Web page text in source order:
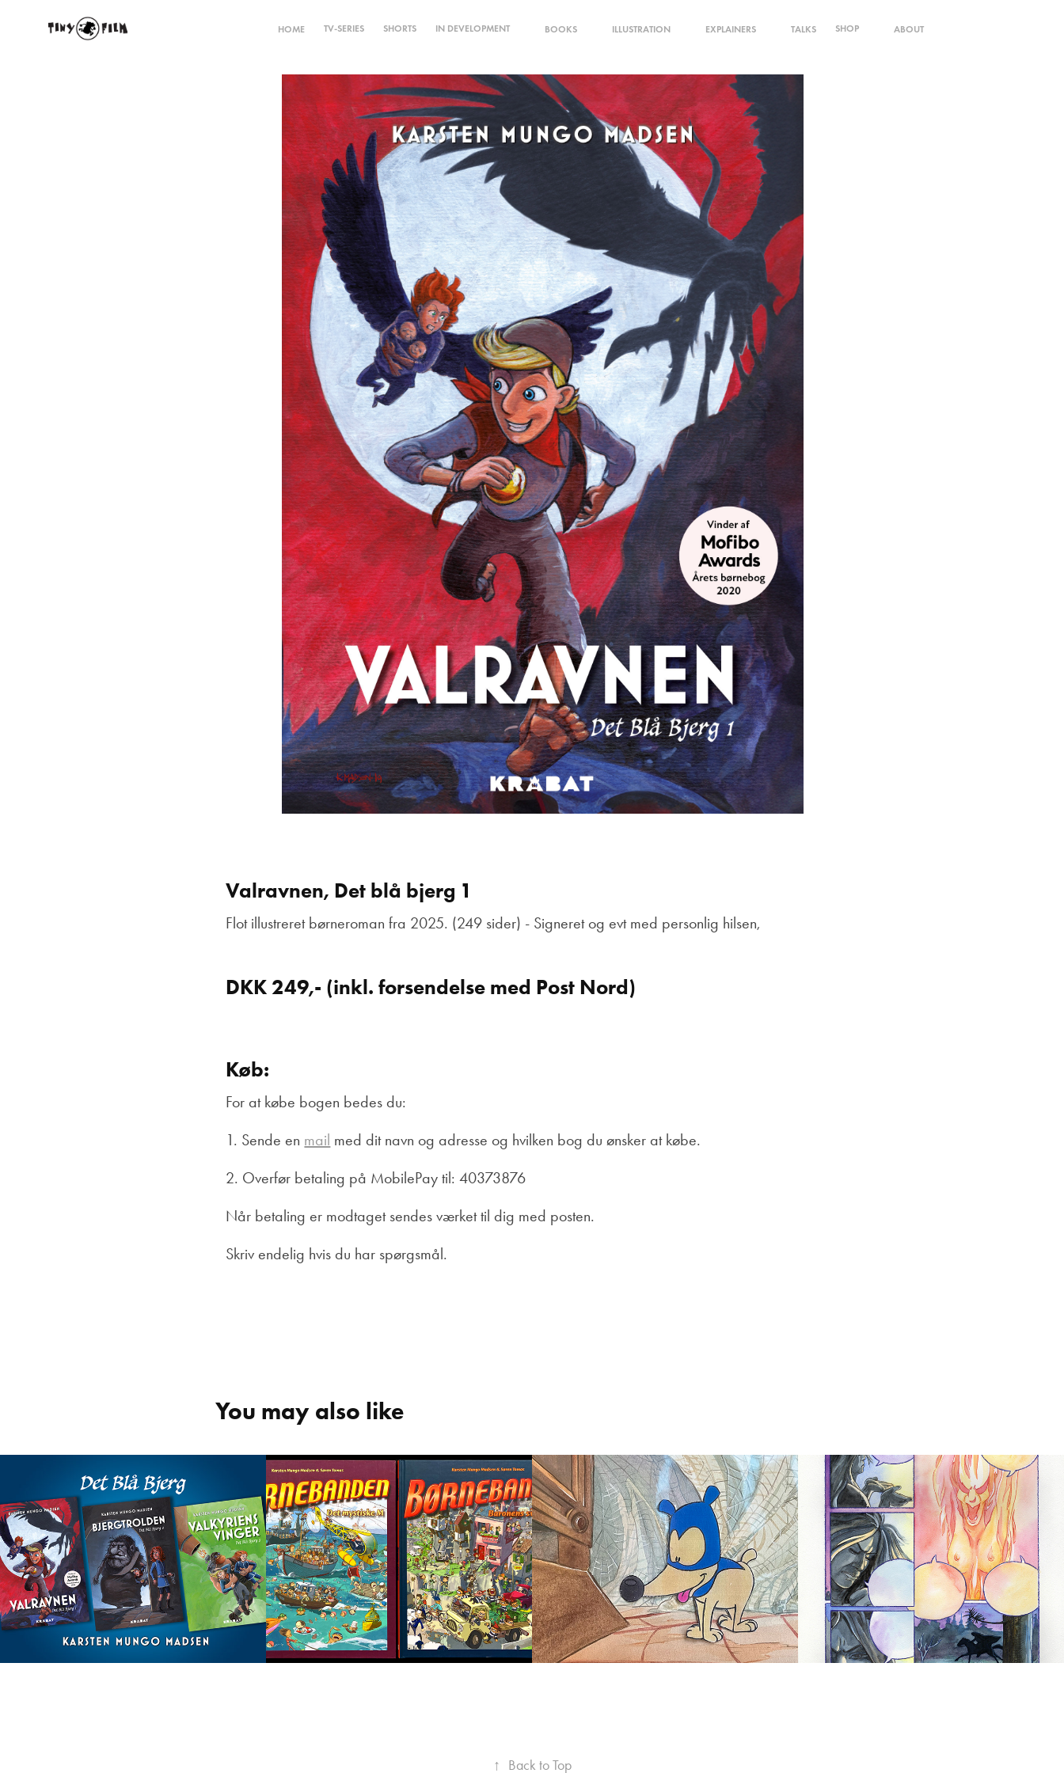
HOME TV-SERIES SHORTS IN DEVELOPMENT BOOKS ILLUSTRATION EXPLAINERS TALKS SHOP ABOUT
Valravnen, Det blå bjerg 1
Flot illustreret børneroman fra 2025. (249 sider) - Signeret og evt med personlig hilsen,
DKK 249,- (inkl. forsendelse med Post Nord)
Køb:
For at købe bogen bedes du:
1. Sende en mail med dit navn og adresse og hvilken bog du ønsker at købe.
2. Overfør betaling på MobilePay til: 40373876
Når betaling er modtaget sendes værket til dig med posten.
Skriv endelig hvis du har spørgsmål.
You may also like
Det Blå BJerg - hele
serien DKK 600,-
2023
Børnebanden,
billedbøger DKK
149,-
2025
Thomas & Tim
originalt cel setup 8
DKK 2300,-
1992
Nannas Drøm
Original side 23
DKK 1300,-
2023
↑ Back to Top